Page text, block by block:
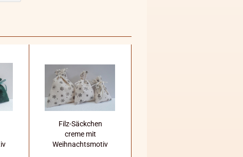
Filz-Säckchen
creme mit
Weihnachtsmotiv